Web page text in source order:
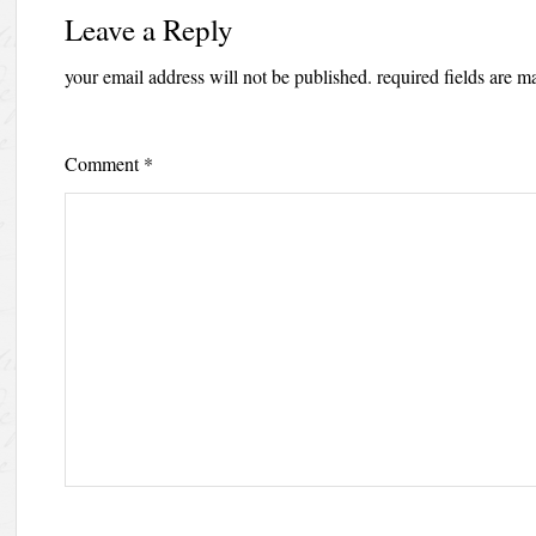
Leave a Reply
your email address will not be published. required fields are
Comment*